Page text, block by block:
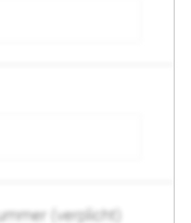
(verplicht)